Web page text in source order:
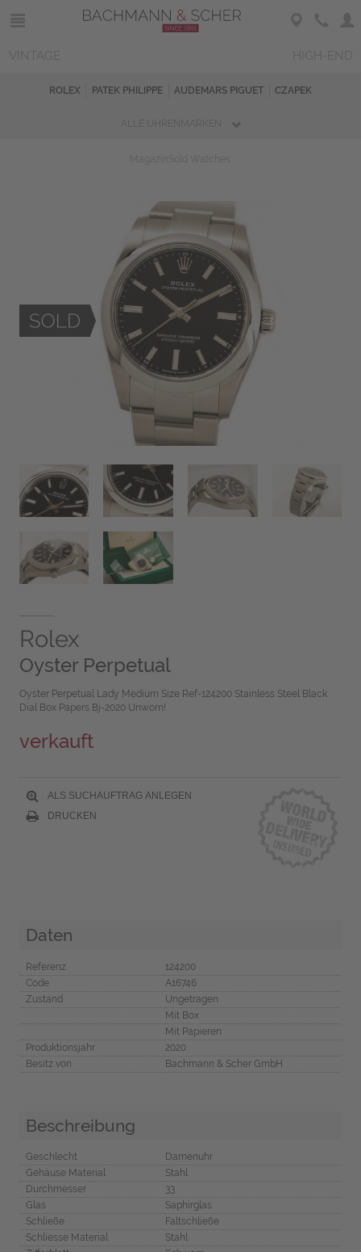
ROLEX PATEK PHILIPPE AUDEMARS PIGUET CZAPEK
Rolex
Oyster Perpetual
Oyster Perpetual Lady Medium Size Ref-124200 Stainless Steel Black
Dial Box Papers Bj-2020 Unworn!
verkauft
ALS SUCHAUFTRAG ANLEGEN
DRUCKEN
Daten
Referenz
124200
Code
A16746
Zustand
Ungetragen
Mit Box
Mit Papieren
Produktionsjahr
2020
Besitz von
Bachmann & Scher GmbH
Beschreibung
Geschlecht
Damenuhr
Gehäuse Material
Stahl
Durchmesser
33
Glas
Saphirglas
Schließe
Faltschließe
Schliesse Material
Stahl